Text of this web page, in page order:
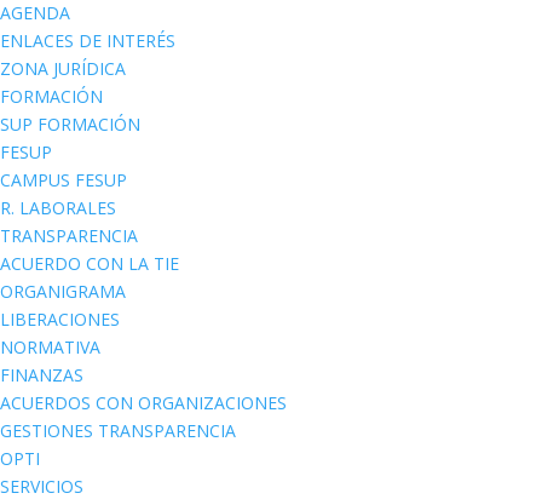
AGENDA
ENLACES DE INTERÉS
ZONA JURÍDICA
FORMACIÓN
SUP FORMACIÓN
FESUP
CAMPUS FESUP
R. LABORALES
TRANSPARENCIA
ACUERDO CON LA TIE
ORGANIGRAMA
LIBERACIONES
NORMATIVA
FINANZAS
ACUERDOS CON ORGANIZACIONES
GESTIONES TRANSPARENCIA
OPTI
SERVICIOS